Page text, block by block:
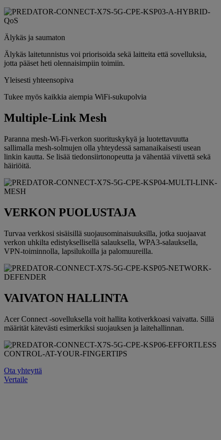
Älykäs ja saumaton
Älykäs laitetunnistus voi priorisoida sekä laitteita että sovelluksia,
jotta pääset heti olennaisimpiin toimiin.
Yleisesti yhteensopiva
Tukee myös kaikkia aiempia WiFi-sukupolvia
Multiple-Link Mesh
Paranna mesh-Wi-Fi-verkon suorituskykyä ja luotettavuutta
sallimalla mesh-solmujen olla yhteydessä samanaikaisesti usean
linkin kautta. Se lisää tiedonsiirtonopeutta ja vähentää viivettä sekä
häiriöitä.
VERKON PUOLUSTAJA
Turvaa verkkosi sisäisillä suojausominaisuuksilla, jotka suojaavat
verkon uhkilta edistyksellisellä salauksella, WPA3-salauksella,
VPN-toiminnolla, lapsilukoilla ja palomuureilla.
VAIVATON HALLINTA
Acer Connect -sovelluksella voit hallita kotiverkkoasi vaivatta. Sillä
määrität kätevästi esimerkiksi suojauksen ja laitehallinnan.
Ota yhteyttä
Vertaile